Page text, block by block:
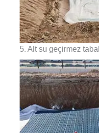
5. Alt su geçirmez